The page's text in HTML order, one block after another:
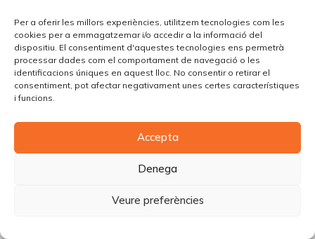
Per a oferir les millors experiències, utilitzem tecnologies com les
cookies per a emmagatzemar i/o accedir a la informació del
dispositiu. El consentiment d'aquestes tecnologies ens permetrà
processar dades com el comportament de navegació o les
identificacions úniques en aquest lloc. No consentir o retirar el
consentiment, pot afectar negativament unes certes característiques
i funcions.
Accepta
Denega
Veure preferències